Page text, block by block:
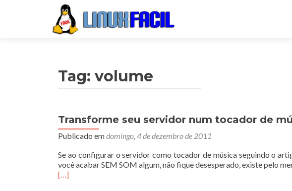
Tag: volume
Transforme seu servidor num tocador de
Publicado emdomingo, 4 de dezembro de 2011
Se ao configurar o servidor como tocador de música seguindo o
você acabar SEM SOM algum, não fique desesperado, existe pelo
[…]